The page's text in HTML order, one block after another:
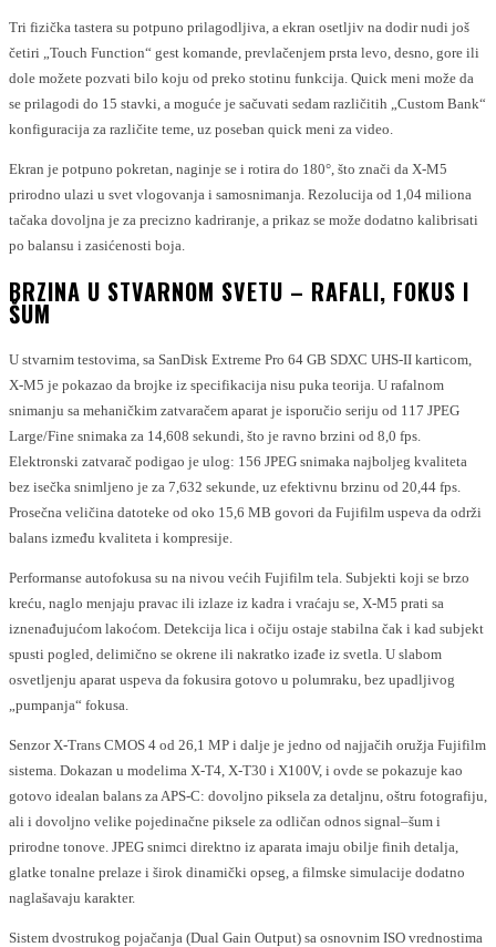
Tri fizička tastera su potpuno prilagodljiva, a ekran osetljiv na dodir nudi još
četiri „Touch Function“ gest komande, prevlačenjem prsta levo, desno, gore ili
dole možete pozvati bilo koju od preko stotinu funkcija. Quick meni može da
se prilagodi do 15 stavki, a moguće je sačuvati sedam različitih „Custom Bank“
konfiguracija za različite teme, uz poseban quick meni za video.
Ekran je potpuno pokretan, naginje se i rotira do 180°, što znači da X-M5
prirodno ulazi u svet vlogovanja i samosnimanja. Rezolucija od 1,04 miliona
tačaka dovoljna je za precizno kadriranje, a prikaz se može dodatno kalibrisati
po balansu i zasićenosti boja.
BRZINA U STVARNOM SVETU – RAFALI, FOKUS I
ŠUM
U stvarnim testovima, sa SanDisk Extreme Pro 64 GB SDXC UHS-II karticom,
X-M5 je pokazao da brojke iz specifikacija nisu puka teorija. U rafalnom
snimanju sa mehaničkim zatvaračem aparat je isporučio seriju od 117 JPEG
Large/Fine snimaka za 14,608 sekundi, što je ravno brzini od 8,0 fps.
Elektronski zatvarač podigao je ulog: 156 JPEG snimaka najboljeg kvaliteta
bez isečka snimljeno je za 7,632 sekunde, uz efektivnu brzinu od 20,44 fps.
Prosečna veličina datoteke od oko 15,6 MB govori da Fujifilm uspeva da održi
balans između kvaliteta i kompresije.
Performanse autofokusa su na nivou većih Fujifilm tela. Subjekti koji se brzo
kreću, naglo menjaju pravac ili izlaze iz kadra i vraćaju se, X-M5 prati sa
iznenađujućom lakoćom. Detekcija lica i očiju ostaje stabilna čak i kad subjekt
spusti pogled, delimično se okrene ili nakratko izađe iz svetla. U slabom
osvetljenju aparat uspeva da fokusira gotovo u polumraku, bez upadljivog
„pumpanja“ fokusa.
Senzor X-Trans CMOS 4 od 26,1 MP i dalje je jedno od najjačih oružja Fujifilm
sistema. Dokazan u modelima X-T4, X-T30 i X100V, i ovde se pokazuje kao
gotovo idealan balans za APS-C: dovoljno piksela za detaljnu, oštru fotografiju,
ali i dovoljno velike pojedinačne piksele za odličan odnos signal–šum i
prirodne tonove. JPEG snimci direktno iz aparata imaju obilje finih detalja,
glatke tonalne prelaze i širok dinamički opseg, a filmske simulacije dodatno
naglašavaju karakter.
Sistem dvostrukog pojačanja (Dual Gain Output) sa osnovnim ISO vrednostima